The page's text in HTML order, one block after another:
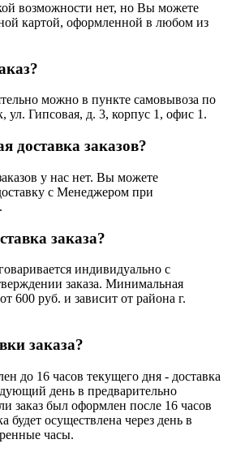
возможности нет, но Вы можете
картой, оформленной в любом из
можно в пункте самовывоза по
ул. Гипсовая, д. 3, корпус 1, офис 1.
доставка заказов?
у нас нет. Вы можете
с Менеджером при
заказа?
индивидуально с
заказа. Минимальная
600 руб. и зависит от района г.
заказа?
до 16 часов текущего дня - доставка
день в предварительно
заказ был оформлен после 16 часов
будет осуществлена через день в
часы.